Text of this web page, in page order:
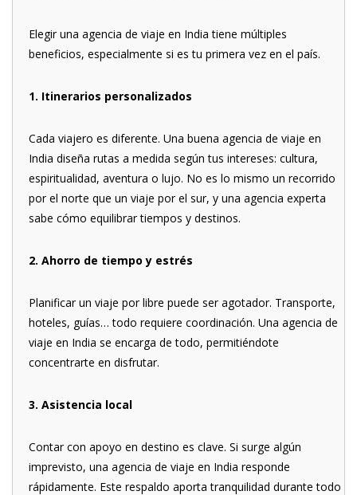
Elegir una agencia de viaje en India tiene múltiples
beneficios, especialmente si es tu primera vez en el país.
1. Itinerarios personalizados
Cada viajero es diferente. Una buena agencia de viaje en
India diseña rutas a medida según tus intereses: cultura,
espiritualidad, aventura o lujo. No es lo mismo un recorrido
por el norte que un viaje por el sur, y una agencia experta
sabe cómo equilibrar tiempos y destinos.
2. Ahorro de tiempo y estrés
Planificar un viaje por libre puede ser agotador. Transporte,
hoteles, guías… todo requiere coordinación. Una agencia de
viaje en India se encarga de todo, permitiéndote
concentrarte en disfrutar.
3. Asistencia local
Contar con apoyo en destino es clave. Si surge algún
imprevisto, una agencia de viaje en India responde
rápidamente. Este respaldo aporta tranquilidad durante todo